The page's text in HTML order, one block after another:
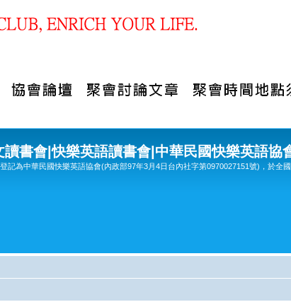
讀書會|快樂英語讀書會|中華民國快樂英語協
記為中華民國快樂英語協會(內政部97年3月4日台內社字第0970027151號)，於全